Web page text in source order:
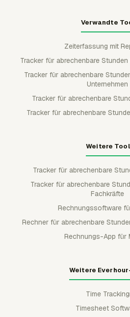
Verwandte
Zeiterfassung mit
Tracker für abrechenbare
Tracker für abrechenbare
Unternehmen
Tracker für abrechenbare
Tracker für abrechenbare
Weitere
Tracker für abrechenbare
Tracker für abrechenbare
Fachkräfte
Rechnungssoftware
Rechner für abrechenbare
Rechnungs-App für
Weitere
Time Tracking
Timesheet